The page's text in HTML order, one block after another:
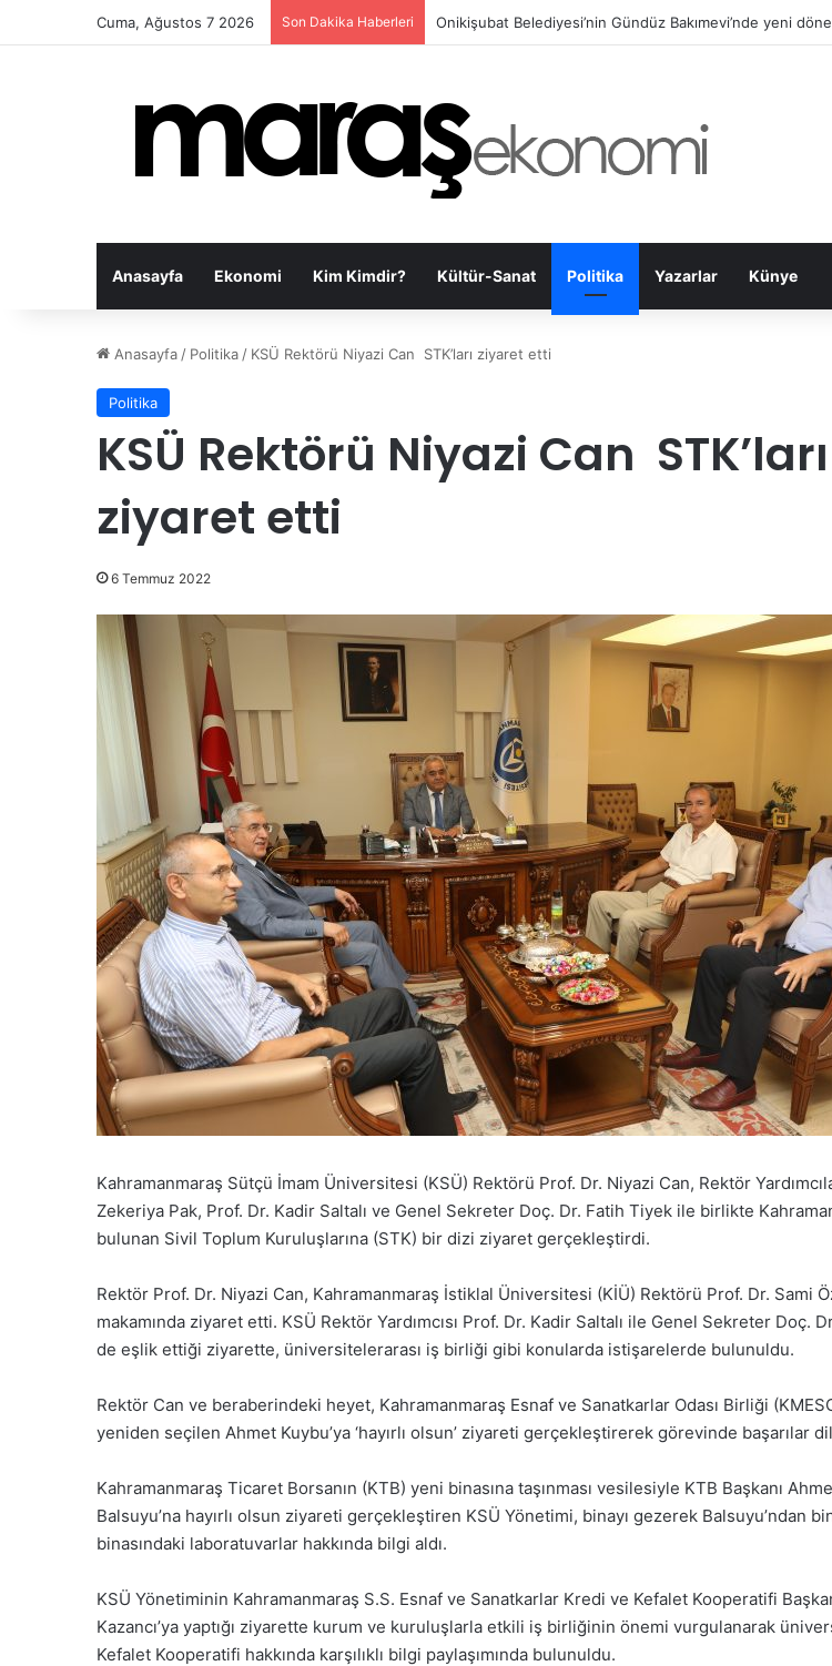
Cuma, Ağustos 7 2026 Son Dakika Haberleri Kahramanmaraş’ta Ağustos Fuarı Esnafın Yüzünü
Anasayfa Ekonomi Kim Kimdir? Kültür-Sanat Politika Yazarlar Künye
Anasayfa / Politika / KSÜ Rektörü Niyazi Can STK’ları ziyaret etti
Politika
KSÜ Rektörü Niyazi Can STK’ları
ziyaret etti
6 Temmuz 2022
Kahramanmaraş Sütçü İmam Üniversitesi (KSÜ) Rektörü Prof. Dr. Niyazi Can, Rektör
Zekeriya Pak, Prof. Dr. Kadir Saltalı ve Genel Sekreter Doç. Dr. Fatih Tiyek ile birlikte
bulunan Sivil Toplum Kuruluşlarına (STK) bir dizi ziyaret gerçekleştirdi.
Rektör Prof. Dr. Niyazi Can, Kahramanmaraş İstiklal Üniversitesi (KİÜ) Rektörü Prof. Dr. Sami
makamında ziyaret etti. KSÜ Rektör Yardımcısı Prof. Dr. Kadir Saltalı ile Genel Sekreter Doç.
de eşlik ettiği ziyarette, üniversitelerarası iş birliği gibi konularda istişarelerde bulunuldu.
Rektör Can ve beraberindeki heyet, Kahramanmaraş Esnaf ve Sanatkarlar Odası Birliği
yeniden seçilen Ahmet Kuybu’ya ‘hayırlı olsun’ ziyareti gerçekleştirerek görevinde başarılar
Kahramanmaraş Ticaret Borsanın (KTB) yeni binasına taşınması vesilesiyle KTB Başkanı
Balsuyu’na hayırlı olsun ziyareti gerçekleştiren KSÜ Yönetimi, binayı gezerek Balsuyu’ndan
binasındaki laboratuvarlar hakkında bilgi aldı.
KSÜ Yönetiminin Kahramanmaraş S.S. Esnaf ve Sanatkarlar Kredi ve Kefalet Kooperatifi
Kazancı’ya yaptığı ziyarette kurum ve kuruluşlarla etkili iş birliğinin önemi vurgulanarak
Kefalet Kooperatifi hakkında karşılıklı bilgi paylaşımında bulunuldu.